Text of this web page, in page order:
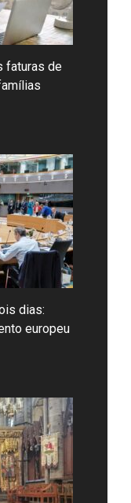
faturas de
dias:
europeu